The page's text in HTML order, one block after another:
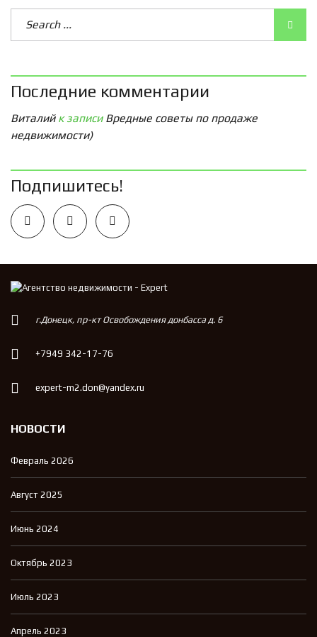
Последние комментарии
Виталийк записи Вредные советы по продаже
недвижимости)
Подпишитесь!
г.Донецк, пр-кт Освобождения донбасса д. 6
+7949 342-17-76
expert-m2.don@yandex.ru
НОВОСТИ
Февраль 2026
Август 2025
Июнь 2024
Октябрь 2023
Июль 2023
Апрель 2023